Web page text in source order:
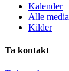
Kalender
Alle media
Kilder
Ta kontakt